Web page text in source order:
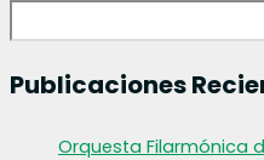
Publicaciones
Orquesta Filarmónica